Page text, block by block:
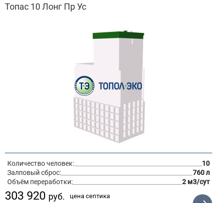
Топас 10 Лонг Пр Ус
Количество человек:
10
Залповый сброс:
760 л
Объём переработки:
2 м3/сут
303 920 руб. цена септика